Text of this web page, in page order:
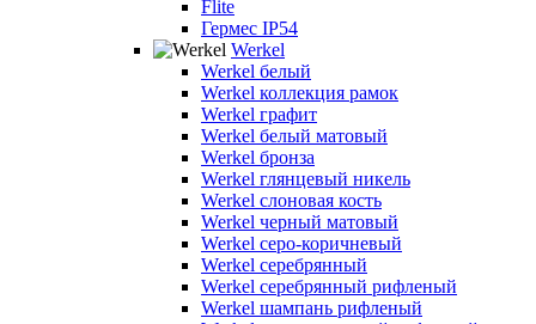
Flite
Гермес IP54
Werkel
Werkel белый
Werkel коллекция рамок
Werkel графит
Werkel белый матовый
Werkel бронза
Werkel глянцевый никель
Werkel слоновая кость
Werkel черный матовый
Werkel серо-коричневый
Werkel серебрянный
Werkel серебрянный рифленый
Werkel шампань рифленый